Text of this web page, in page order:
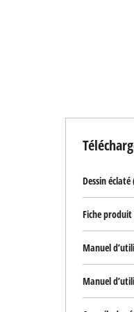
Dessin éclaté
Fiche produit
Manuel
Manuel